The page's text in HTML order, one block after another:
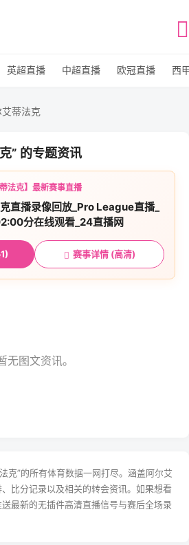
英超直播 中超直播 欧冠直播 西
艾蒂法克
” 的专题资讯
法克】最新赛事直播
直播录像回放_Pro League直播_
分在线观看_24直播网
赛事详情 (高清)
无图文资讯。
克”的所有体育数据一网打尽。涵盖阿尔艾
比分记录以及相关的转会资讯。如果想看
最新的无插件高清直播信号与赛后全场录